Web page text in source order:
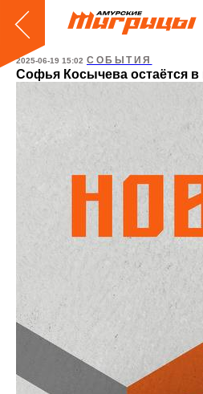
2025-06-19 15:02 СОБЫТИЯ
Софья Косычева остаётся в